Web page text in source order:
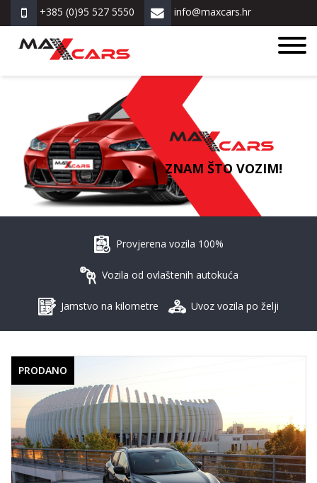
+385 (0)95 527 5550 info@maxcars.hr
ZNAM ŠTO VOZIM!
Provjerena vozila 100%
Vozila od ovlaštenih autokuća
Jamstvo na kilometre Uvoz vozila po želji
PRODANO